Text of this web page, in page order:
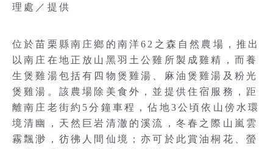
理處／提供
位於苗栗縣南庄鄉的南洋62之森自然農場，推出
以南庄在地正放山黑羽土公雞所製成雞精，而養
生煲雞湯包括有四物煲雞湯、麻油煲雞湯及粉光
煲雞湯。該農場除美食外，並提供住宿服務，距
離南庄老街約5分鐘車程，佔地3公頃依山傍水環
境清幽，天然巨岩清澈的溪流，冬春之際山嵐雲
霧飄渺，彷彿人間仙境；亦可於此賞油桐花、螢